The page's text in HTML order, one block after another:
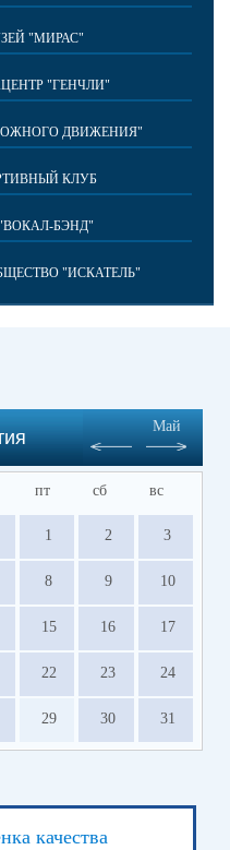
"МИРАС"
"ГЕНЧЛИ"
ДВИЖЕНИЯ"
КЛУБ
БЭНД"
"ИСКАТЕЛЬ"
Май
пт сб вс
1 2 3
8 9 10
15 16 17
22 23 24
29 30 31
качества